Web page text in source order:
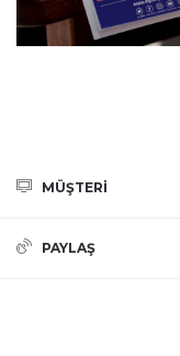
MÜŞTERİ
PAYLAŞ